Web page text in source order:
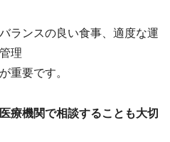
ランスの良い食事、適度な運
理
重要です。
医療機関で相談することも大切